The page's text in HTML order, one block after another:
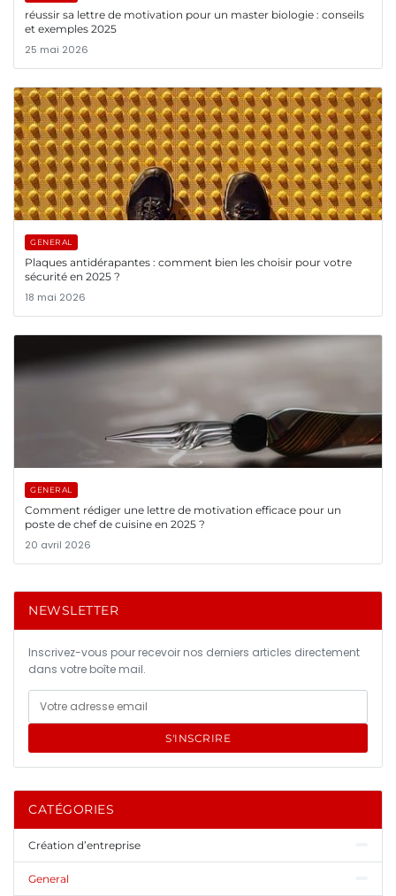
réussir sa lettre de motivation pour un master biologie : conseils
et exemples 2025
25 mai 2026
GENERAL
Plaques antidérapantes : comment bien les choisir pour votre
sécurité en 2025 ?
18 mai 2026
GENERAL
Comment rédiger une lettre de motivation efficace pour un
poste de chef de cuisine en 2025 ?
20 avril 2026
NEWSLETTER
Inscrivez-vous pour recevoir nos derniers articles directement
dans votre boîte mail.
S'INSCRIRE
CATÉGORIES
Création d’entreprise
General